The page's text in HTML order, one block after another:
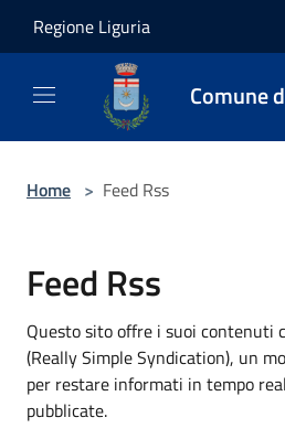
Regione Liguria
Comune
Home > Feed Rss
Feed Rss
Questo sito offre i suoi contenuti
(Really Simple Syndication), un
per restare informati in tempo
pubblicate.